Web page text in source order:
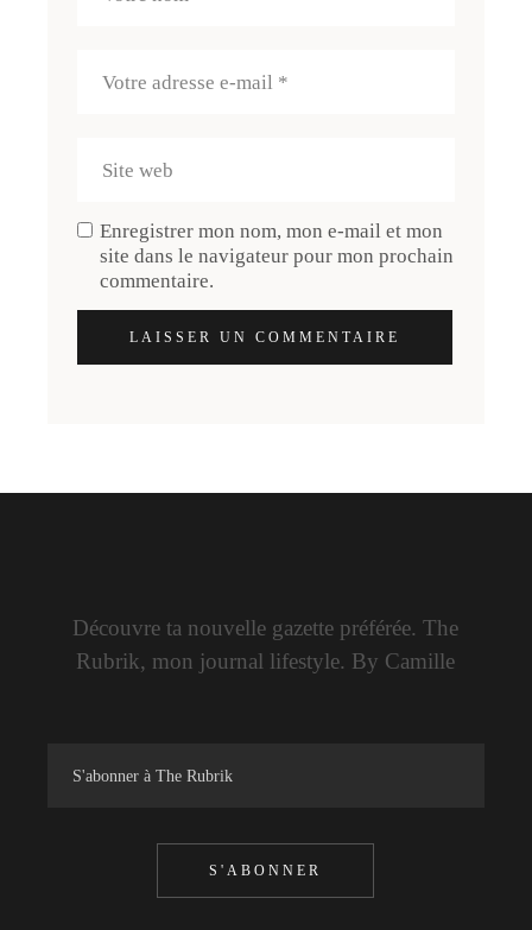
Enregistrer mon nom, mon e-mail et mon
site dans le navigateur pour mon prochain
commentaire.
LAISSER UN COMMENTAIRE
Découvre ta nouvelle gazette préférée. The
Rubrik, mon journal lifestyle. By Camille
S'ABONNER